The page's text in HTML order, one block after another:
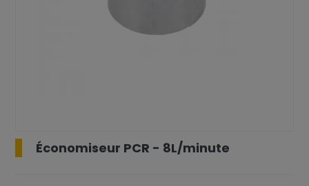
Économiseur PCR - 8L/minute